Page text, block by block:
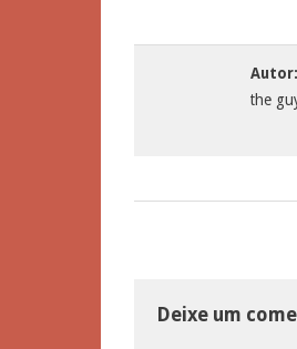
Autor:
the
Deixe um